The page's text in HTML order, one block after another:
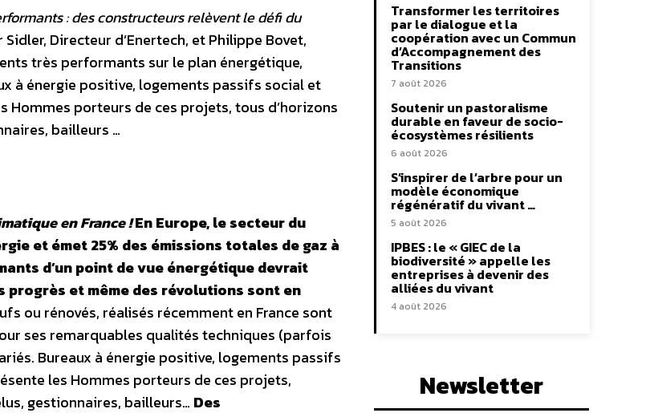
: des constructeurs relèvent le défi du
Sidler, Directeur d’Enertech, et Philippe Bovet,
très performants sur le plan énergétique,
à énergie positive, logements passifs social et
porteurs de ces projets, tous d’horizons
bailleurs …
en France !En Europe, le secteur du
et émet 25% des émissions totales de gaz à
d’un point de vue énergétique devrait
progrès et même des révolutions sont en
ou rénovés, réalisés récemment en France sont
ses remarquables qualités techniques (parfois
Bureaux à énergie positive, logements passifs
les Hommes porteurs de ces projets,
gestionnaires, bailleurs… Des
Transformer les territoires
par le dialogue et la
coopération avec un Commun
d’Accompagnement des
Transitions
7 août 2026
Soutenir un pastoralisme
durable en faveur de socio-
écosystèmes résilients
6 août 2026
S’inspirer de l’arbre pour un
modèle économique
régénératif du vivant …
5 août 2026
IPBES : le « GIEC de la
biodiversité » appelle les
entreprises à devenir des
alliées du vivant
4 août 2026
Newsletter